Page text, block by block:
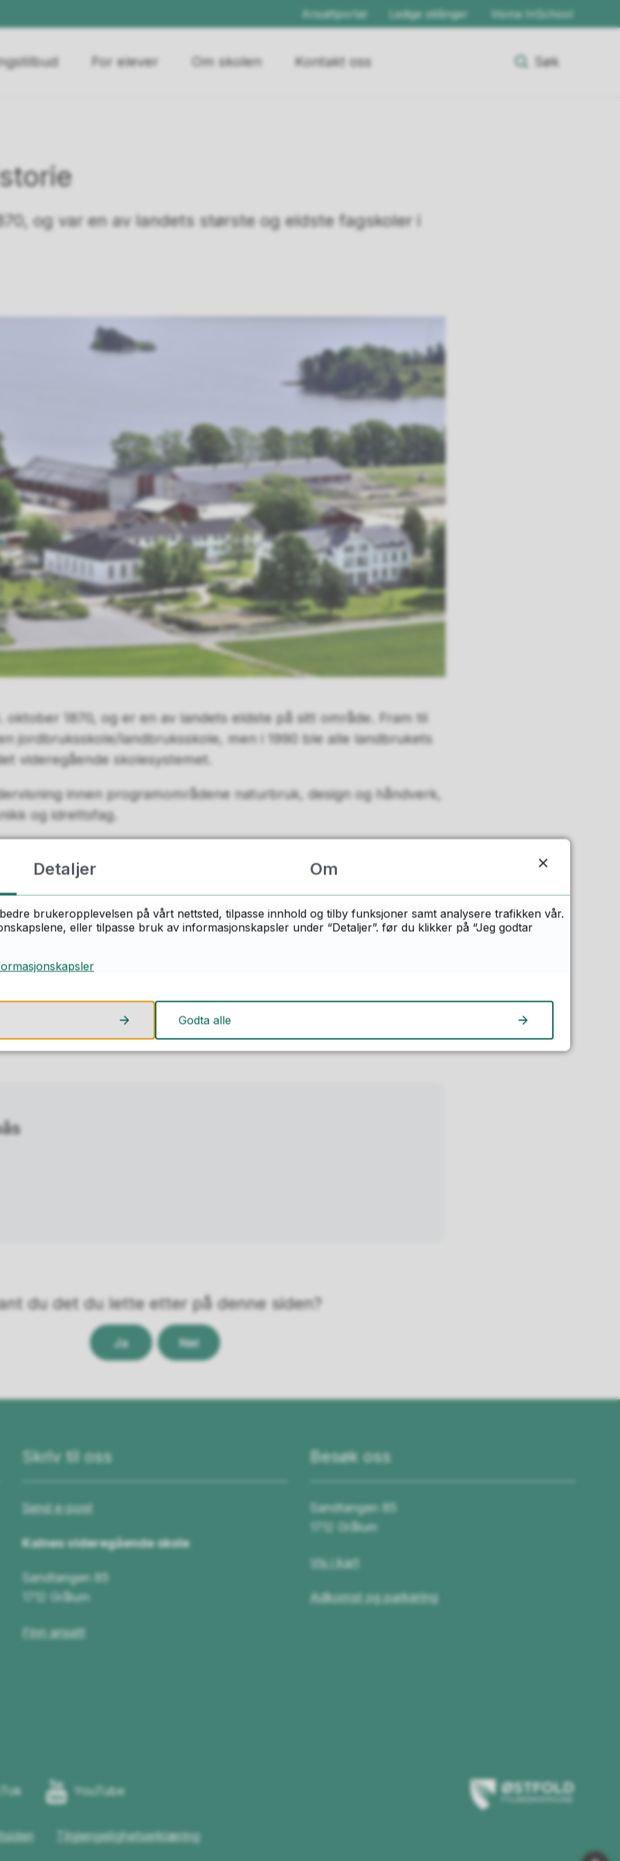
Ansattportal Ledige stillinger Visma InSchool
For elever Om skolen Kontakt oss Søk
og var en av landets største og eldste fagskoler i
oktober 1870, og er en av landets eldste på sitt område. Fram til
jordbruksskole/landbruksskole, men i 1990 ble alle landbrukets
videregående skolesystemet.
innen programområdene naturbruk, design og håndverk,
og idrettsfag.
i tillegg til en bygningsmasse på over 50 bygninger med stort og
dyrket mark og 4000 dekar utmark.
ble tørrlagt for ca. 6000 år siden, og det er gjort mange historiske
Kalnes. Kalnes har godt over 400 elevplasser.
11.09.2020 13.12
du det du lette etter på denne siden?
Ja Nei
Skriv til oss
Send e-post
Kalnes videregående skole
Sandtangen 85
1712 Grålum
Finn ansatt
Besøk oss
Sandtangen 85
1712 Grålum
Vis i kart
Adkomst og parkering
YouTube
Østfold
Tilgjengelighetserklæring
Detaljer Om
brukeropplevelsen på vårt nettsted, tilpasse innhold og tilby funksjoner samt analysere trafikken vår.
eller tilpasse bruk av informasjonskapsler under “Detaljer”. før du klikker på “Jeg godtar
Godta alle